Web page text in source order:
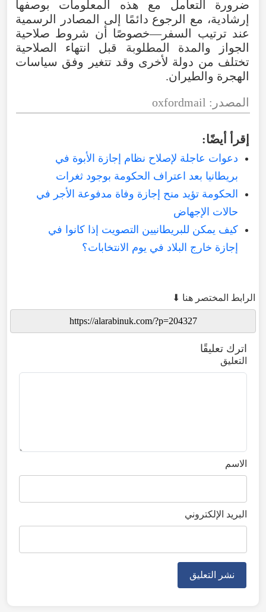
ضرورة التعامل مع هذه المعلومات بوصفها
إرشادية، مع الرجوع دائمًا إلى المصادر الرسمية
عند ترتيب السفر—خصوصًا أن شروط صلاحية
الجواز والمدة المطلوبة قبل انتهاء الصلاحية
تختلف من دولة لأخرى وقد تتغير وفق سياسات
الهجرة والطيران.
المصدر: oxfordmail
إقرأ أيضًا:
دعوات عاجلة لإصلاح نظام إجازة الأبوة في
بريطانيا بعد اعتراف الحكومة بوجود ثغرات
الحكومة تؤيد منح إجازة وفاة مدفوعة الأجر في
حالات الإجهاض
كيف يمكن للبريطانيين التصويت إذا كانوا في
إجازة خارج البلاد في يوم الانتخابات؟
الرابط المختصر هنا ⬇
اترك تعليقًا
التعليق
الاسم
البريد الإلكتروني